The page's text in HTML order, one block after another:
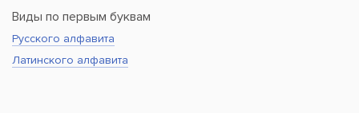
Виды по первым буквам
Русского алфавита
Латинского алфавита